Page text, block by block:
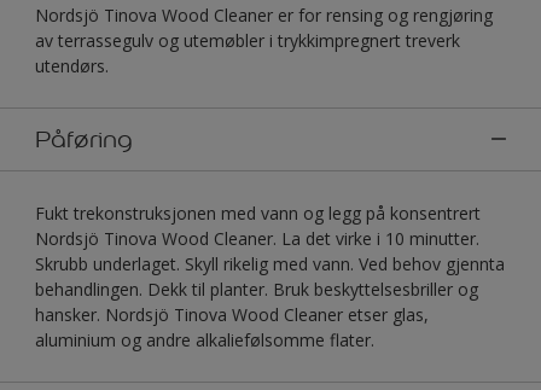
Nordsjö Tinova Wood Cleaner er for rensing og rengjøring
av terrassegulv og utemøbler i trykkimpregnert treverk
utendørs.
Påføring
Fukt trekonstruksjonen med vann og legg på konsentrert
Nordsjö Tinova Wood Cleaner. La det virke i 10 minutter.
Skrubb underlaget. Skyll rikelig med vann. Ved behov gjennta
behandlingen. Dekk til planter. Bruk beskyttelsesbriller og
hansker. Nordsjö Tinova Wood Cleaner etser glas,
aluminium og andre alkaliefølsomme flater.